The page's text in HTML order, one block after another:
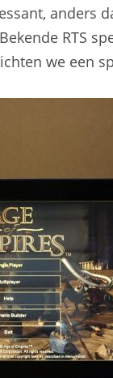
anders
RTS
we een